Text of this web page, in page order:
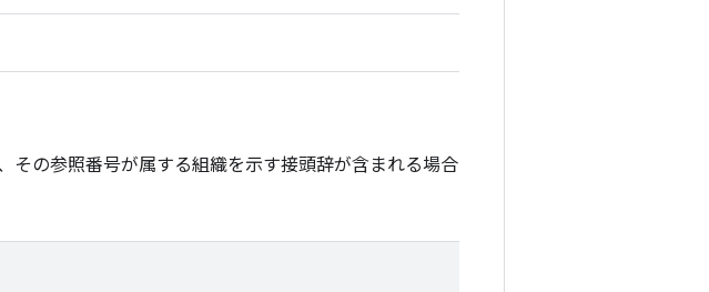
その参照番号が属する組織を示す接頭辞が含まれる場合